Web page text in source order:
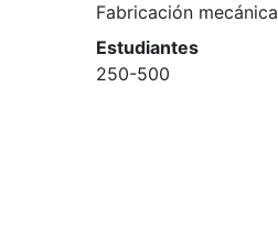
Fabricación mecánica
Estudiantes
250-500